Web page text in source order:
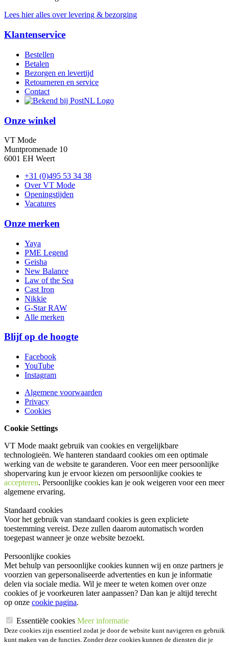
Lees hier alles over levering & bezorging
Klantenservice
Bestellen
Betalen
Bezorgen en levertijd
Retourneren en service
Contact
Onze winkel
VT Mode
Muntpromenade 10
6001 EH Weert
+31 (0)495 53 34 38
Over VT Mode
Openingstijden
Vacatures
Onze merken
Yaya
PME Legend
Geisha
New Balance
Law of the Sea
Cast Iron
Nikkie
G-Star RAW
Alle merken
Blijf op de hoogte
Facebook
YouTube
Instagram
Algemene voorwaarden
Privacy
Cookies
Cookie Settings
VT Mode maakt gebruik van cookies en vergelijkbare
technologieën. We hanteren standaard cookies om een optimale
werking van de website te garanderen. Voor een meer persoonlijke
shopervaring kun je ervoor kiezen om persoonlijke cookies te
accepteren. Persoonlijke cookies kan je ook weigeren voor een meer
algemene ervaring.
Standaard cookies
Voor het gebruik van standaard cookies is geen expliciete
toestemming vereist. Deze zullen daarom automatisch worden
toegepast wanneer je onze website bezoekt.
Persoonlijke cookies
Met behulp van persoonlijke cookies kunnen wij en onze partners je
voorzien van gepersonaliseerde advertenties en kun je informatie
delen via sociale media. Wil je meer te weten komen over onze
cookies of je voorkeuren later aanpassen? Dan kan je altijd terecht
op onze cookie pagina.
Essentiële cookies Meer informatie
Deze cookies zijn essentieel zodat je door de website kunt navigeren en gebruik
kunt maken van de functies. Zonder deze cookies kunnen de diensten die je